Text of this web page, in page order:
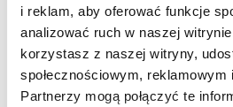
i reklam, aby oferować funkcje
analizować ruch w naszej
korzystasz z naszej witryny,
społecznościowym, reklamowym
Partnerzy mogą połączyć te
Twoja ocena
+